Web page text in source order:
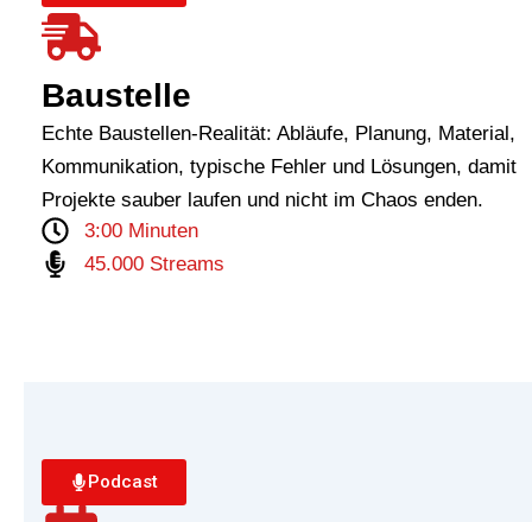
Baustelle
Echte Baustellen-Realität: Abläufe, Planung, Material,
Kommunikation, typische Fehler und Lösungen, damit
Projekte sauber laufen und nicht im Chaos enden.
3:00 Minuten
45.000 Streams
Podcast